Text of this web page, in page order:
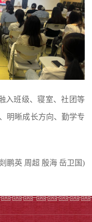
入班级、寝室、社团等
明晰成长方向、勤学专
剡鹏英 周超 殷海 岳卫国)